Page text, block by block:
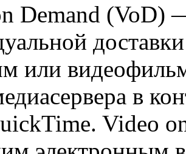
Demand (VoD)
или
в
Video on